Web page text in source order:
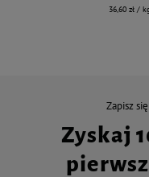
36,60 zł /
Zapisz
Zyskaj